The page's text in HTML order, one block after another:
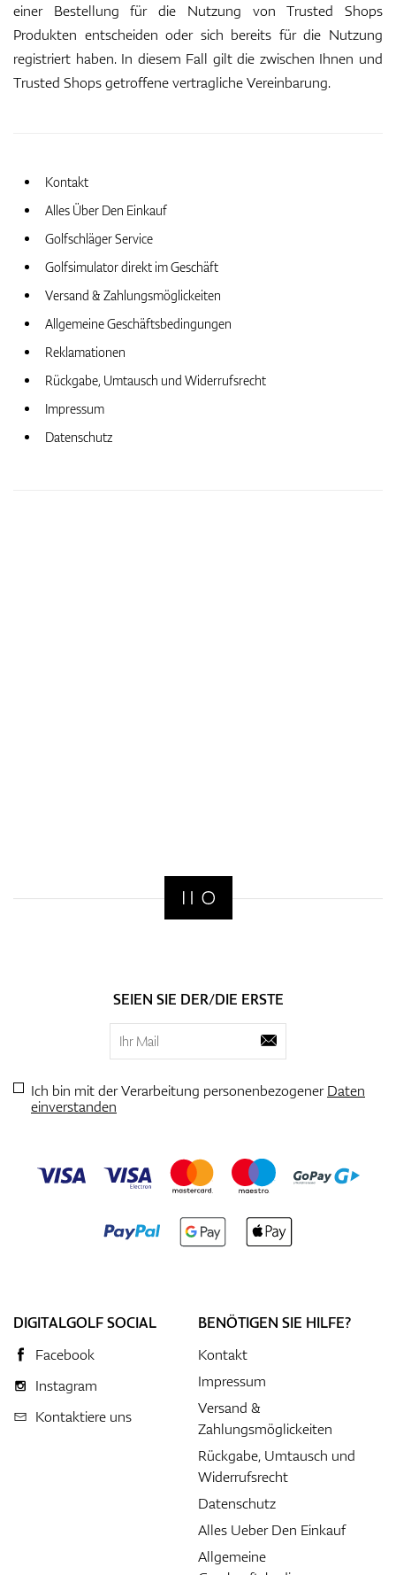
einer Bestellung für die Nutzung von Trusted Shops
Produkten entscheiden oder sich bereits für die Nutzung
registriert haben. In diesem Fall gilt die zwischen Ihnen und
Trusted Shops getroffene vertragliche Vereinbarung.
Kontakt
Alles Über Den Einkauf
Golfschläger Service
Golfsimulator direkt im Geschäft
Versand & Zahlungsmöglickeiten
Allgemeine Geschäftsbedingungen
Reklamationen
Rückgabe, Umtausch und Widerrufsrecht
Impressum
Datenschutz
SEIEN SIE DER/DIE ERSTE
Ich bin mit der Verarbeitung personenbezogenerDaten
einverstanden
DIGITALGOLF SOCIAL
Facebook
Instagram
Kontaktiere uns
BENÖTIGEN SIE HILFE?
Kontakt
Impressum
Versand &
Zahlungsmöglickeiten
Rückgabe, Umtausch und
Widerrufsrecht
Datenschutz
Alles Ueber Den Einkauf
Allgemeine